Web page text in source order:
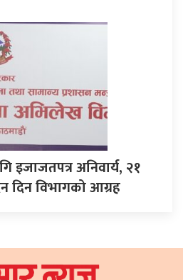
इजाजतपत्र अनिवार्य, २१
दिन विभागको आग्रह